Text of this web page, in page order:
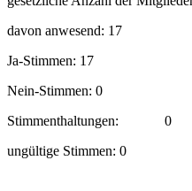
davon anwesend: 17
Ja-Stimmen: 17
Nein-Stimmen: 0
Stimmenthaltungen:
0
ungültige Stimmen: 0